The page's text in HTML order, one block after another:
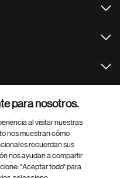
para nosotros.
al visitar nuestras
nos muestran cómo
recuerdan sus
nos ayudan a compartir
"Aceptar todo" para